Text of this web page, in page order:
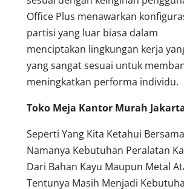
Office Plus menawarkan
partisi yang luar biasa dalam
menciptakan lingkungan kerja
yang sangat sesuai untuk
meningkatkan performa individu.
Toko Meja Kantor Murah
Seperti Yang Kita Ketahui
Namanya Kebutuhan Peralatan
Dari Bahan Kayu Maupun Metal
Tentunya Masih Menjadi